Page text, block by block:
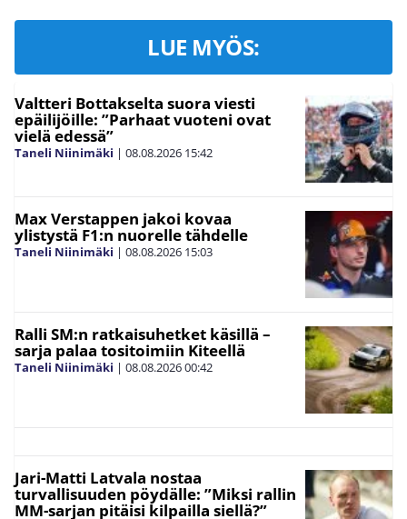
LUE MYÖS:
Valtteri Bottakselta suora viesti
epäilijöille: ”Parhaat vuoteni ovat
vielä edessä”
Taneli Niinimäki | 08.08.2026 15:42
Max Verstappen jakoi kovaa
ylistystä F1:n nuorelle tähdelle
Taneli Niinimäki | 08.08.2026 15:03
Ralli SM:n ratkaisuhetket käsillä –
sarja palaa tositoimiin Kiteellä
Taneli Niinimäki | 08.08.202600:42
Jari-Matti Latvala nostaa
turvallisuuden pöydälle: ”Miksi rallin
MM-sarjan pitäisi kilpailla siellä?”